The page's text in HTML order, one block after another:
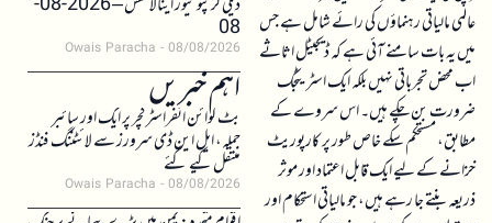
عالمی مالیاتی رہنماؤں کی رائے شامل ہے جس
میں یہ بات سامنے آئی ہے کہ ڈیجیٹل اثاثے
اب محض تجرباتی نہیں بلکہ ایک اسٹریٹجک
ضرورت بن چکے ہیں۔ اس سروے کے
مطابق، مستحکم سکے خاص طور پر کارپوریٹ
خزانے کے لیے ایک قابل اعتماد اور موثر
ذریعہ بنتے جا رہے ہیں، جو مالیاتی استحکام اور
08
Owais Paracha 08/08/2026
اہم خبریں
بٹ کوائن انفراسٹرکچر پر ایک اور سائبر
حملہ، ایل این ڈی سرورز سے لائٹننگ فنڈز
منتقل کیے گئے
Owais Paracha 08/08/2026